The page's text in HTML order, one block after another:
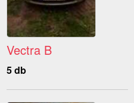
Vectra B
5 db